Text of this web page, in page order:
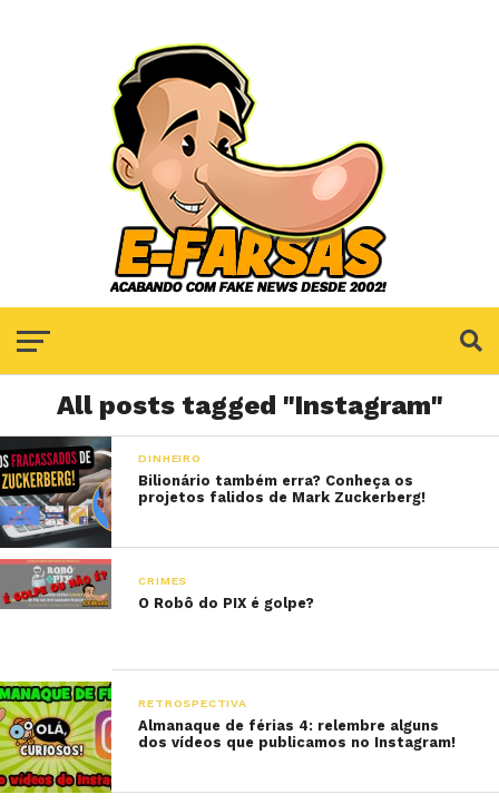
All posts tagged "Instagram"
DINHEIRO
Bilionário também erra? Conheça os
projetos falidos de Mark Zuckerberg!
CRIMES
O Robô do PIX é golpe?
RETROSPECTIVA
Almanaque de férias 4: relembre alguns
dos vídeos que publicamos no Instagram!